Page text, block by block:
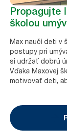
Propagujte
školou
Max naučí deti v
postupy pri
si udržať dobrú
Vďaka Maxovej
motivovať deti,